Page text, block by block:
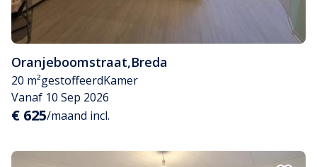
Oranjeboomstraat,Breda
20 m²gestoffeerdKamer
Vanaf 10 Sep 2026
€ 625/maand incl.